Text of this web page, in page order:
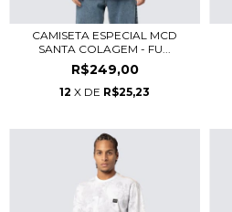
CAMISETA ESPECIAL MCD
SANTA COLAGEM - FU...
R$249,00
12 X DE R$25,23